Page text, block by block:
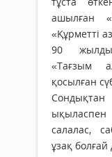
ашылған
«Құрметті
90
«Тағзым
қосылған
салалас,
ұзақ болғай